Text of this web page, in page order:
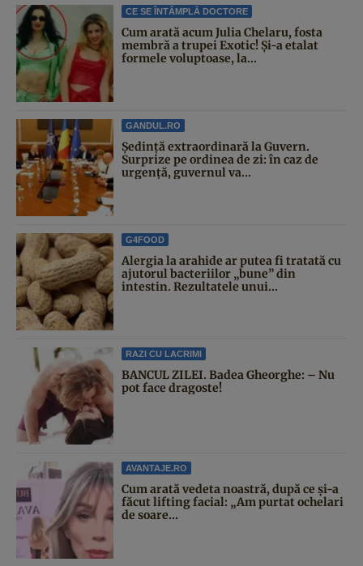
CE SE ÎNTÂMPLĂ DOCTORE
Cum arată acum Julia Chelaru, fosta
membră a trupei Exotic! Și-a etalat
formele voluptoase, la...
GANDUL.RO
Şedinţă extraordinară la Guvern.
Surprize pe ordinea de zi: în caz de
urgență, guvernul va...
G4FOOD
Alergia la arahide ar putea fi tratată cu
ajutorul bacteriilor „bune” din
intestin. Rezultatele unui...
RAZI CU LACRIMI
BANCUL ZILEI. Badea Gheorghe: – Nu
pot face dragoste!
AVANTAJE.RO
Cum arată vedeta noastră, după ce și-a
făcut lifting facial: „Am purtat ochelari
de soare...